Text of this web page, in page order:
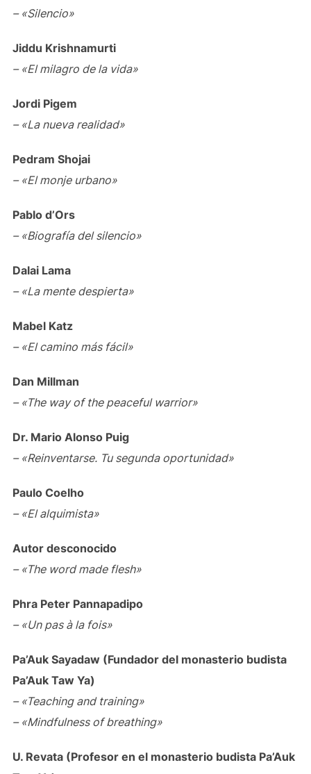
– «Silencio»
Jiddu Krishnamurti
– «El milagro de la vida»
Jordi Pigem
– «La nueva realidad»
Pedram Shojai
– «El monje urbano»
Pablo d’Ors
– «Biografía del silencio»
Dalai Lama
– «La mente despierta»
Mabel Katz
– «El camino más fácil»
Dan Millman
– «The way of the peaceful warrior»
Dr. Mario Alonso Puig
– «Reinventarse. Tu segunda oportunidad»
Paulo Coelho
– «El alquimista»
Autor desconocido
– «The word made flesh»
Phra Peter Pannapadipo
– «Un pas à la fois»
Pa’Auk Sayadaw (Fundador del monasterio budista
Pa’Auk Taw Ya)
– «Teaching and training»
– «Mindfulness of breathing»
U. Revata (Profesor en el monasterio budista Pa’Auk